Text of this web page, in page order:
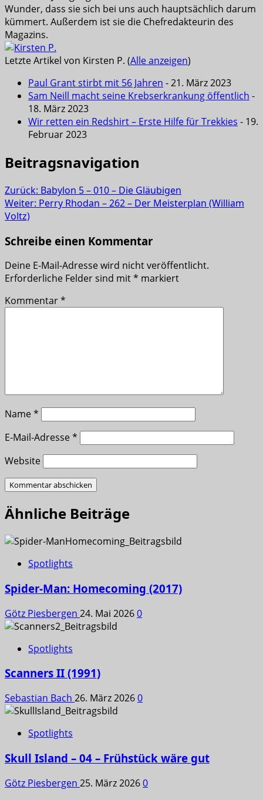
Wunder, dass sie sich bei uns auch hauptsächlich darum
kümmert. Außerdem ist sie die Chefredakteurin des
Magazins.
Letzte Artikel von Kirsten P. (Alle anzeigen)
Paul Grant stirbt mit 56 Jahren - 21. März 2023
Sam Neill macht seine Krebserkrankung öffentlich -
18. März 2023
Wir retten ein Redshirt – Erste Hilfe für Trekkies - 19.
Februar 2023
Beitragsnavigation
Zurück: Babylon 5 – 010 – Die Gläubigen
Weiter: Perry Rhodan – 262 – Der Meisterplan (William
Voltz)
Schreibe einen Kommentar
Deine E-Mail-Adresse wird nicht veröffentlicht.
Erforderliche Felder sind mit* markiert
Kommentar*
Name*
E-Mail-Adresse*
Website
Ähnliche Beiträge
Spotlights
Spider-Man: Homecoming (2017)
Götz Piesbergen 24. Mai 20260
Spotlights
Scanners II (1991)
Sebastian Bach 26. März 20260
Spotlights
Skull Island – 04 – Frühstück wäre gut
Götz Piesbergen 25. März 20260